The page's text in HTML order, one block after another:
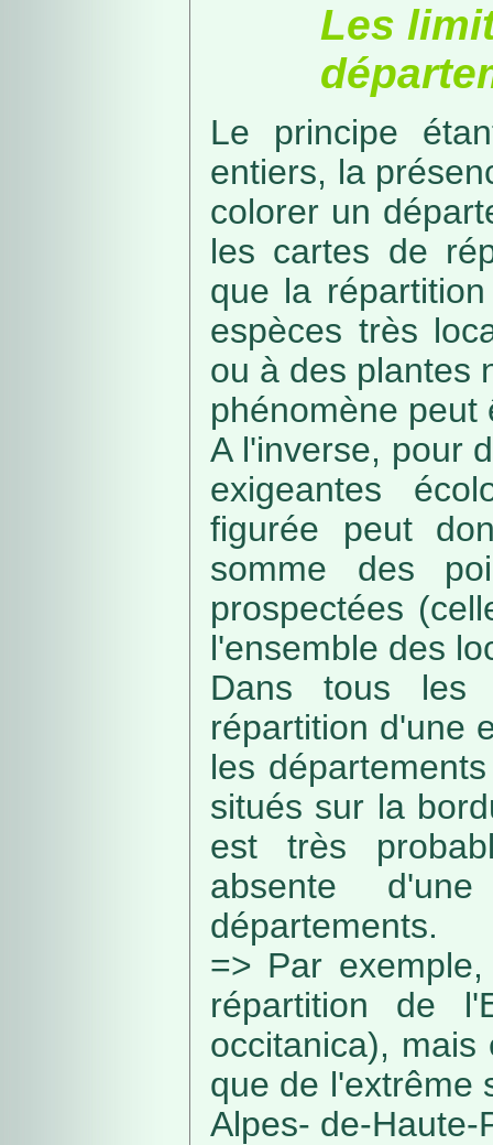
Les
Le principe
entiers, la
colorer un
les cartes de
que la
espèces très
ou à des plantes
phénomène peut
A l'inverse, pour
exigeantes
figurée peut
somme des
prospectées
l'ensemble des
Dans tous les
répartition d'une
les
situés sur la
est très
absente
départements.
=> Par
répartition de
occitanica),
que de l'extrême
Alpes- de-Haute-